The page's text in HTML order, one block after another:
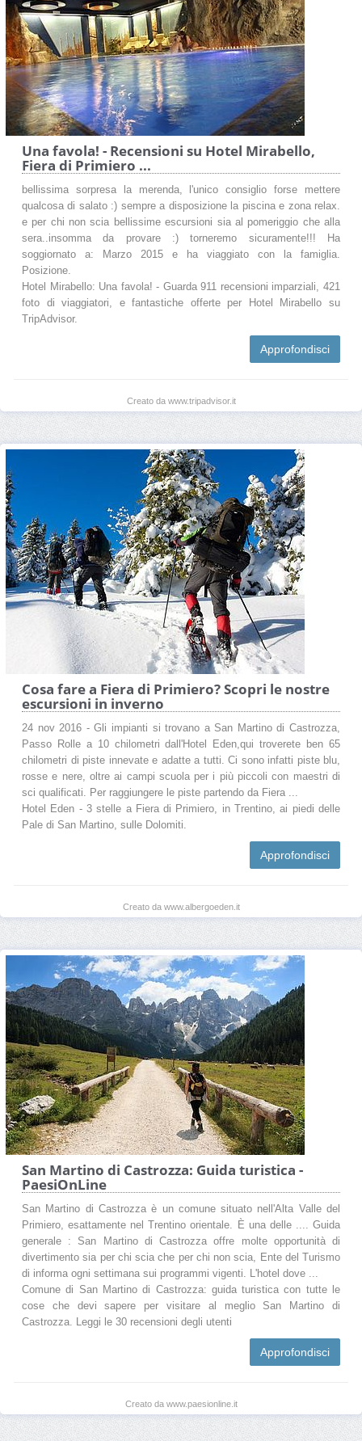
Una favola! - Recensioni su Hotel Mirabello,
Fiera di Primiero ...
bellissima sorpresa la merenda, l'unico consiglio forse mettere
qualcosa di salato :) sempre a disposizione la piscina e zona relax.
e per chi non scia bellissime escursioni sia al pomeriggio che alla
sera..insomma da provare :) torneremo sicuramente!!! Ha
soggiornato a: Marzo 2015 e ha viaggiato con la famiglia.
Posizione.
Hotel Mirabello: Una favola! - Guarda 911 recensioni imparziali, 421
foto di viaggiatori, e fantastiche offerte per Hotel Mirabello su
TripAdvisor.
Approfondisci
Creato da www.tripadvisor.it
Cosa fare a Fiera di Primiero? Scopri le nostre
escursioni in inverno
24 nov 2016 - Gli impianti si trovano a San Martino di Castrozza,
Passo Rolle a 10 chilometri dall'Hotel Eden,qui troverete ben 65
chilometri di piste innevate e adatte a tutti. Ci sono infatti piste blu,
rosse e nere, oltre ai campi scuola per i più piccoli con maestri di
sci qualificati. Per raggiungere le piste partendo da Fiera ...
Hotel Eden - 3 stelle a Fiera di Primiero, in Trentino, ai piedi delle
Pale di San Martino, sulle Dolomiti.
Approfondisci
Creato da www.albergoeden.it
San Martino di Castrozza: Guida turistica -
PaesiOnLine
San Martino di Castrozza è un comune situato nell'Alta Valle del
Primiero, esattamente nel Trentino orientale. È una delle .... Guida
generale : San Martino di Castrozza offre molte opportunità di
divertimento sia per chi scia che per chi non scia, Ente del Turismo
di informa ogni settimana sui programmi vigenti. L'hotel dove ...
Comune di San Martino di Castrozza: guida turistica con tutte le
cose che devi sapere per visitare al meglio San Martino di
Castrozza. Leggi le 30 recensioni degli utenti
Approfondisci
Creato da www.paesionline.it